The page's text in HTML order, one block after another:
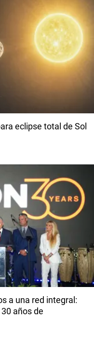
eclipse total de Sol
a una red integral:
años de